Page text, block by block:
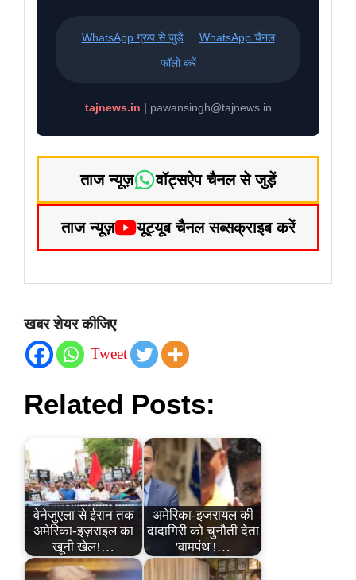
WhatsApp ग्रुप से जुड़ें
WhatsApp चैनल
फॉलो करें
tajnews.in | pawansingh@tajnews.in
ताज न्यूज़ वॉट्सऐप चैनल से जुड़ें
ताज न्यूज़ यूट्यूब चैनल सब्सक्राइब करें
खबर शेयर कीजिए
Tweet
Related Posts:
वेनेज़ुएला से ईरान तक
अमेरिका-इज़राइल का
खूनी खेल!…
अमेरिका-इजरायल की
दादागिरी को चुनौती देता
'वामपंथ'!…